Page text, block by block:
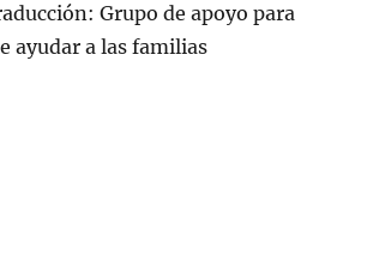
Grupo de apoyo para
ayudar a las familias